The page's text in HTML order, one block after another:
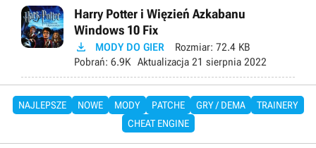
Harry Potter i Więzień Azkabanu
Windows 10 Fix
 MODY DO GIER Rozmiar: 72.4 KB
Pobrań: 6.9K Aktualizacja 21 sierpnia 2022
NAJLEPSZE NOWE MODY PATCHE GRY / DEMA
TRAINERY
CHEAT ENGINE